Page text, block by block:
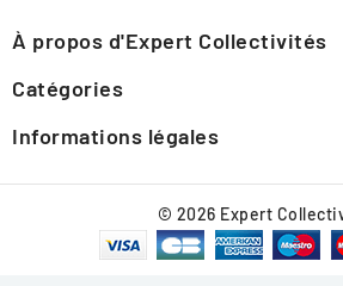
À propos d'Expert Collectivités
Catégories
Informations légales
© 2026 Expert